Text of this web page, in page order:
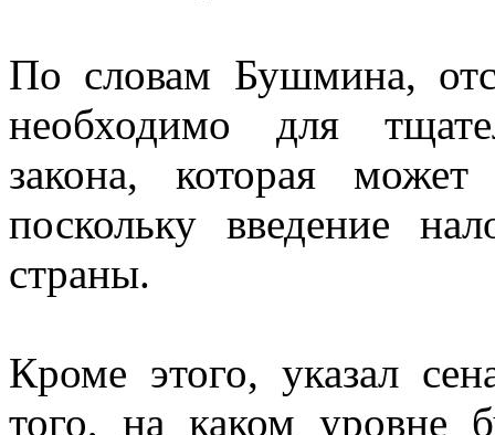
По словам Бушмина,
необходимо для
закона, которая
поскольку введение
страны.
Кроме этого, указал
того, на каком уровне